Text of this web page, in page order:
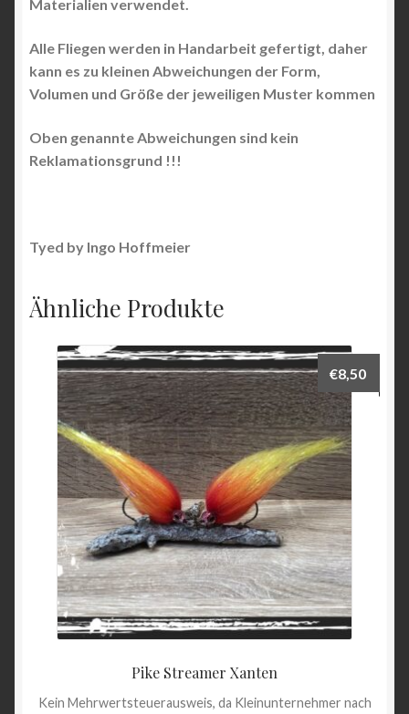
Materialien verwendet.
Alle Fliegen werden in Handarbeit gefertigt, daher
kann es zu kleinen Abweichungen der Form,
Volumen und Größe der jeweiligen Muster kommen
Oben genannte Abweichungen sind kein
Reklamationsgrund !!!
Tyed by Ingo Hoffmeier
Ähnliche Produkte
Pike Streamer Xanten
€8,50
Kein Mehrwertsteuerausweis, da Kleinunternehmer nach